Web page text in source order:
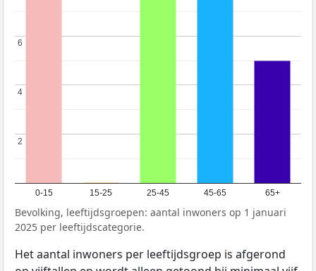
0-15 15-25 25-45 45-65 65+
2
2
4
4
6
6
Bevolking, leeftijdsgroepen: aantal inwoners op 1 januari
2025 per leeftijdscategorie.
Het aantal inwoners per leeftijdsgroep is afgerond